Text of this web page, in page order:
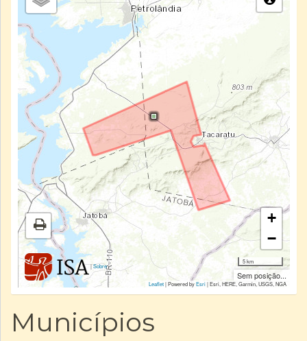
|Sobre
+
−
5 km
Sem posição...
Leaflet| Powered byEsri|Esri, HERE, Garmin, USGS, NGA
Municípios